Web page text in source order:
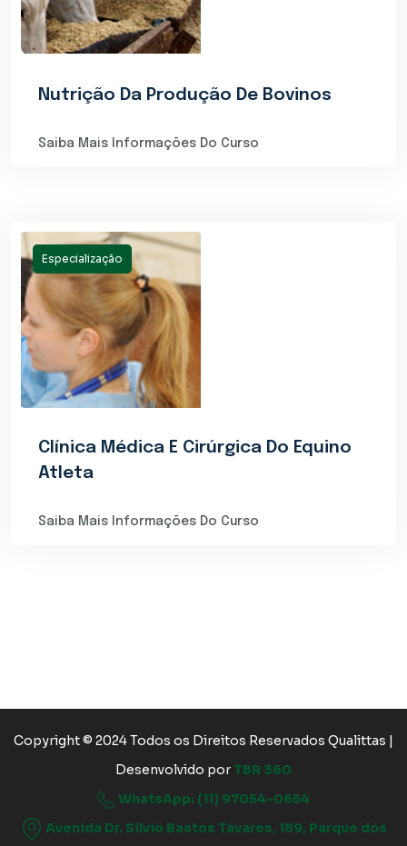
Nutrição Da Produção De Bovinos
Saiba Mais Informações Do Curso
Especialização
Clínica Médica E Cirúrgica Do Equino
Atleta
Saiba Mais Informações Do Curso
Copyright © 2024 Todos os Direitos Reservados Qualittas |
Desenvolvido por TBR 360
WhatsApp: (11) 97054-0654
Avenida Dr. Silvio Bastos Tavares, 189, Parque dos